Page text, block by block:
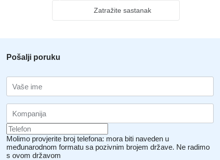
Zatražite sastanak
Pošalji poruku
Molimo provjerite broj telefona: mora biti naveden u
međunarodnom formatu sa pozivnim brojem države. Ne radimo
s ovom državom